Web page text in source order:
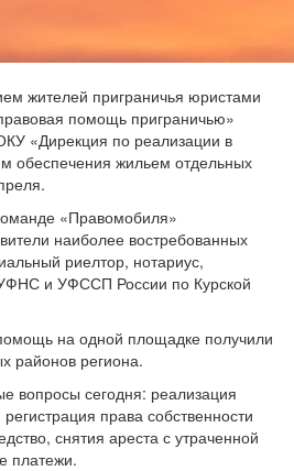
жителей приграничья юристами
помощь приграничью»
«Дирекция по реализации в
обеспечения жильем отдельных
«Правомобиля»
наиболее востребованных
риелтор, нотариус,
и УФССП России по Курской
на одной площадке получили
районов региона.
вопросы сегодня: реализация
права собственности
снятия ареста с утраченной
платежи.